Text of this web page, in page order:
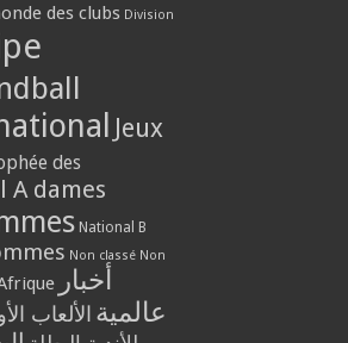
des clubs Division
Jeux
des
A dames
National B
Non classé Non
أخبار
عالمية الألعاب